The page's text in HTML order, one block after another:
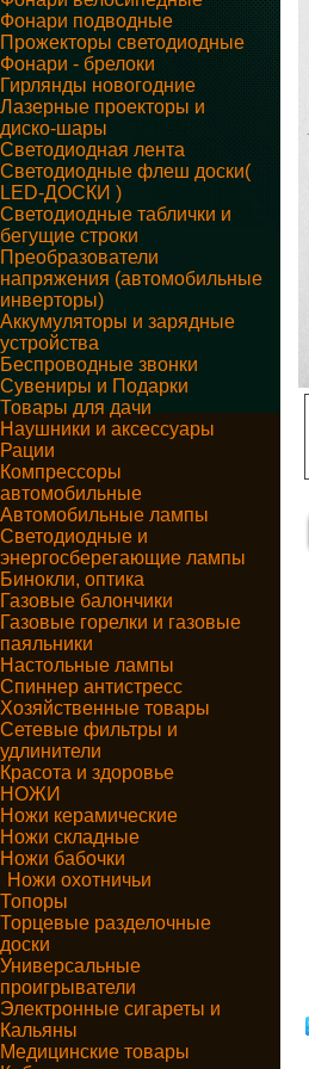
Фонари подводные
Прожекторы светодиодные
Фонари - брелоки
Гирлянды новогодние
Лазерные проекторы и
диско-шары
Светодиодная лента
Светодиодные флеш доски(
LED-ДОСКИ )
Светодиодные таблички и
бегущие строки
Преобразователи
напряжения (автомобильные
инверторы)
Аккумуляторы и зарядные
устройства
Беспроводные звонки
Сувениры и Подарки
Товары для дачи
Наушники и аксессуары
Рации
Компрессоры
автомобильные
Автомобильные лампы
Светодиодные и
энергосберегающие лампы
Бинокли, оптика
Газовые балончики
Газовые горелки и газовые
паяльники
Настольные лампы
Спиннер антистресс
Хозяйственные товары
Сетевые фильтры и
удлинители
Красота и здоровье
НОЖИ
Ножи керамические
Ножи складные
Ножи бабочки
Ножи охотничьи
Топоры
Торцевые разделочные
доски
Универсальные
проигрыватели
Электронные сигареты и
Кальяны
Медицинские товары